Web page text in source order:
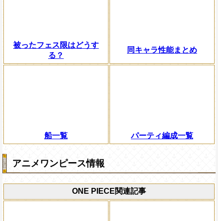
被ったフェス限はどうす
る？
同キャラ性能まとめ
船一覧 パーティ編成一覧
アニメワンピース情報
ONE PIECE関連記事